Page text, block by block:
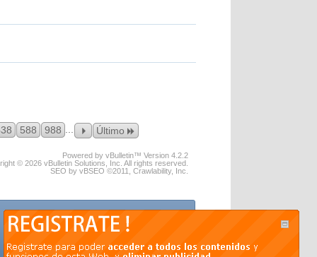
588 988 Último
Powered by vBulletin™ Version 4.2.2
© 2026 vBulletin Solutions, Inc. All rights reserved.
SEO by vBSEO ©2011, Crawlability, Inc.